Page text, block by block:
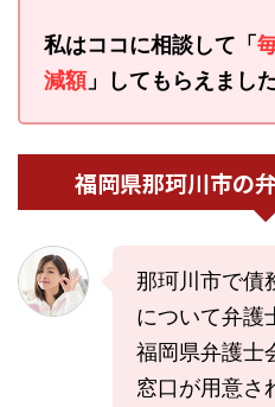
私はココに相談して「
減額」してもらえまし
福岡県那珂川市の
那珂川市で債
について弁護
福岡県弁護士
窓口が用意さ